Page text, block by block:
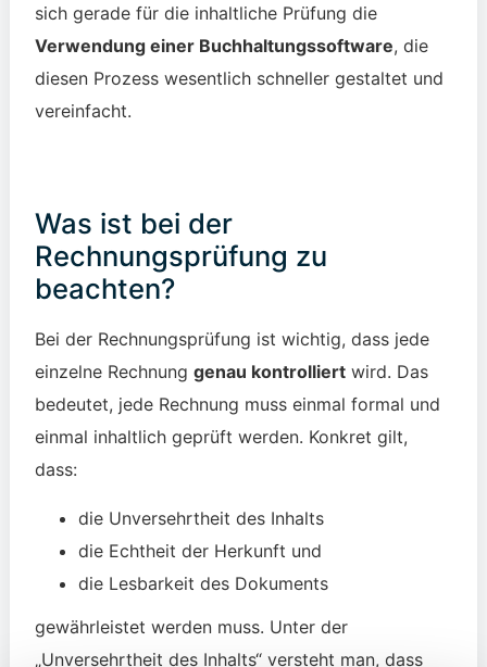
sich gerade für die inhaltliche Prüfung die
Verwendung einer Buchhaltungssoftware, die
diesen Prozess wesentlich schneller gestaltet und
vereinfacht.
Was ist bei der
Rechnungsprüfung zu
beachten?
Bei der Rechnungsprüfung ist wichtig, dass jede
einzelne Rechnung genau kontrolliertwird. Das
bedeutet, jede Rechnung muss einmal formal und
einmal inhaltlich geprüft werden. Konkret gilt,
dass:
die Unversehrtheit des Inhalts
die Echtheit der Herkunft und
die Lesbarkeit des Dokuments
gewährleistet werden muss. Unter der
„Unversehrtheit des Inhalts“ versteht man, dass